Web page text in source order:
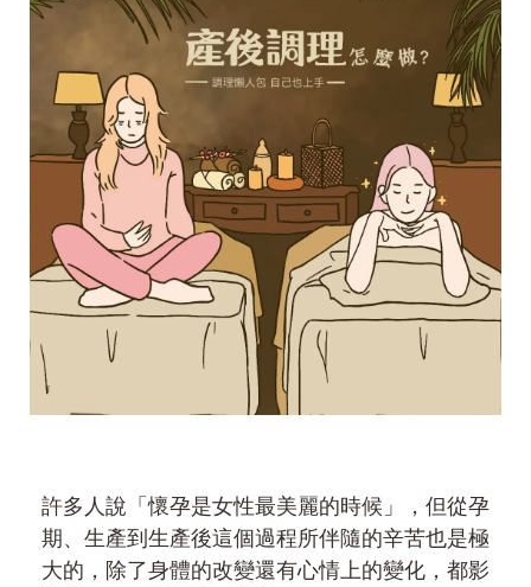
許多人說「懷孕是女性最美麗的時候」，但從孕
期、生產到生產後這個過程所伴隨的辛苦也是極
大的，除了身體的改變還有心情上的變化，都影